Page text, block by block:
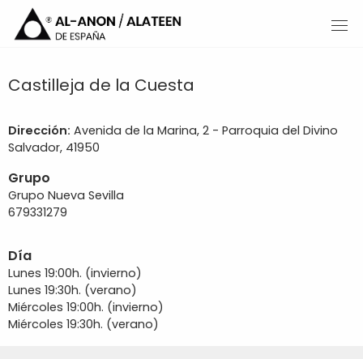
Castilleja de la Cuesta
Dirección: Avenida de la Marina, 2 - Parroquia del Divino
Salvador, 41950
Grupo
Grupo Nueva Sevilla
679331279
Día
Lunes 19:00h. (invierno)
Lunes 19:30h. (verano)
Miércoles 19:00h. (invierno)
Miércoles 19:30h. (verano)